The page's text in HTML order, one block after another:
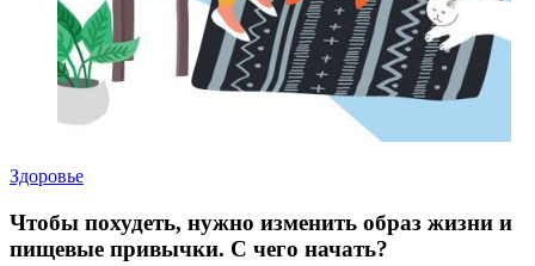
Здоровье
Чтобы похудеть, нужно изменить образ жизни и
пищевые привычки. С чего начать?